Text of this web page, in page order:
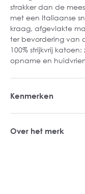
strakker dan de
met een Italiaanse
kraag, afgevlakte
ter bevordering van
100% strijkvrij
opname en
Kenmerken
Over het merk